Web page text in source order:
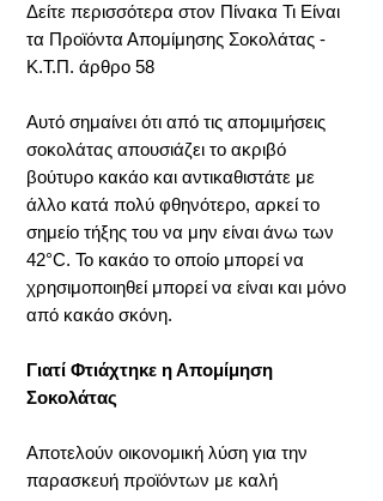
Δείτε περισσότερα στον Πίνακα Τι Είναι
τα Προϊόντα Απομίμησης Σοκολάτας -
Κ.Τ.Π. άρθρο 58
Αυτό σημαίνει ότι από τις απομιμήσεις
σοκολάτας απουσιάζει το ακριβό
βούτυρο κακάο και αντικαθιστάτε με
άλλο κατά πολύ φθηνότερο, αρκεί το
σημείο τήξης του να μην είναι άνω των
42°C. Το κακάο το οποίο μπορεί να
χρησιμοποιηθεί μπορεί να είναι και μόνο
από κακάο σκόνη.
Γιατί Φτιάχτηκε η Απομίμηση
Σοκολάτας
Αποτελούν οικονομική λύση για την
παρασκευή προϊόντων με καλή